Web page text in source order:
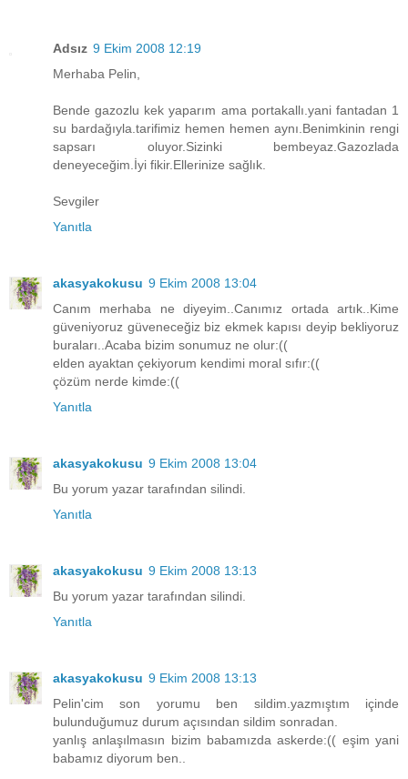
Adsız 9 Ekim 2008 12:19
Merhaba Pelin,
Bende gazozlu kek yaparım ama portakallı.yani fantadan 1
su bardağıyla.tarifimiz hemen hemen aynı.Benimkinin rengi
sapsarı oluyor.Sizinki bembeyaz.Gazozlada
deneyeceğim.İyi fikir.Ellerinize sağlık.
Sevgiler
Yanıtla
akasyakokusu 9 Ekim 2008 13:04
Canım merhaba ne diyeyim..Canımız ortada artık..Kime
güveniyoruz güveneceğiz biz ekmek kapısı deyip bekliyoruz
buraları..Acaba bizim sonumuz ne olur:((
elden ayaktan çekiyorum kendimi moral sıfır:((
çözüm nerde kimde:((
Yanıtla
akasyakokusu 9 Ekim 2008 13:04
Bu yorum yazar tarafından silindi.
Yanıtla
akasyakokusu 9 Ekim 2008 13:13
Bu yorum yazar tarafından silindi.
Yanıtla
akasyakokusu 9 Ekim 2008 13:13
Pelin'cim son yorumu ben sildim.yazmıştım içinde
bulunduğumuz durum açısından sildim sonradan.
yanlış anlaşılmasın bizim babamızda askerde:(( eşim yani
babamız diyorum ben..